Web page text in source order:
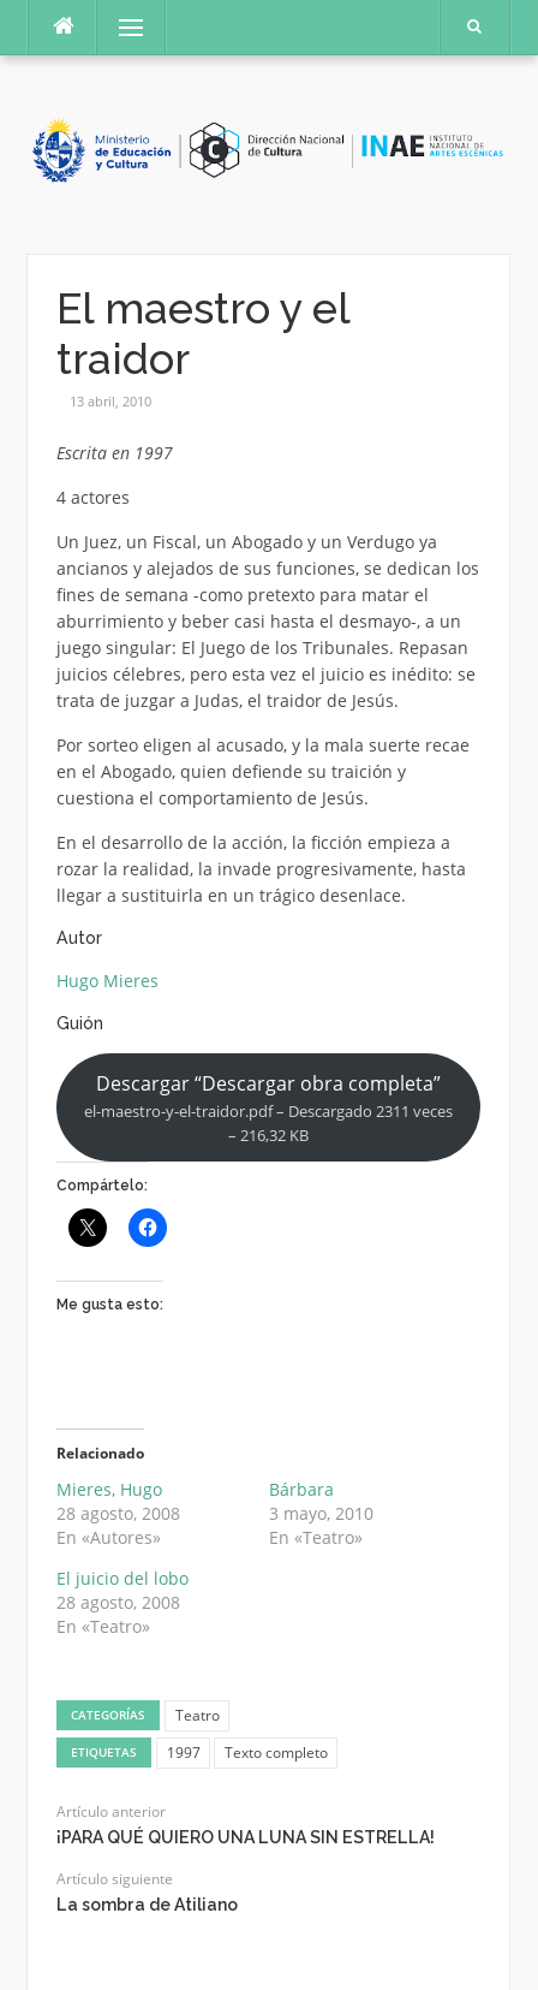
contenido
Menú
El maestro y el
traidor
13 abril, 2010
Escrita en 1997
4 actores
Un Juez, un Fiscal, un Abogado y un Verdugo ya
ancianos y alejados de sus funciones, se dedican los
fines de semana -como pretexto para matar el
aburrimiento y beber casi hasta el desmayo-, a un
juego singular: El Juego de los Tribunales. Repasan
juicios célebres, pero esta vez el juicio es inédito: se
trata de juzgar a Judas, el traidor de Jesús.
Por sorteo eligen al acusado, y la mala suerte recae
en el Abogado, quien defiende su traición y
cuestiona el comportamiento de Jesús.
En el desarrollo de la acción, la ficción empieza a
rozar la realidad, la invade progresivamente, hasta
llegar a sustituirla en un trágico desenlace.
Autor
Hugo Mieres
Guión
Descargar “Descargar obra completa”
el-maestro-y-el-traidor.pdf – Descargado 2311 veces
– 216,32 KB
Compártelo:
Me gusta esto:
Relacionado
Mieres, Hugo
28 agosto, 2008
En «Autores»
Bárbara
3 mayo, 2010
En «Teatro»
El juicio del lobo
28 agosto, 2008
En «Teatro»
CATEGORÍAS Teatro
ETIQUETAS 1997 Texto completo
Artículo anterior
¡PARA QUÉ QUIERO UNA LUNA SIN ESTRELLA!
Artículo siguiente
La sombra de Atiliano